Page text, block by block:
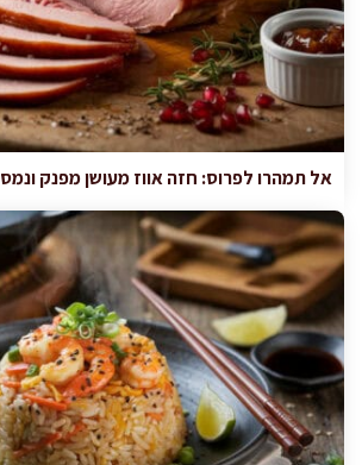
אל תמהרו לפרוס: חזה אווז מעושן מפנק ונמס